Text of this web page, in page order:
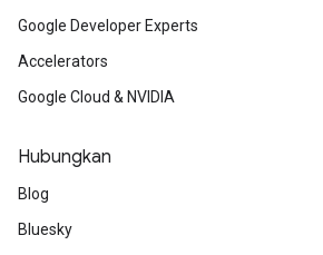
Google Developer Experts
Accelerators
Google Cloud & NVIDIA
Hubungkan
Blog
Bluesky